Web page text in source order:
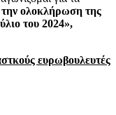
ολοκλήρωση της
του 2024»,
ευρωβουλευτές